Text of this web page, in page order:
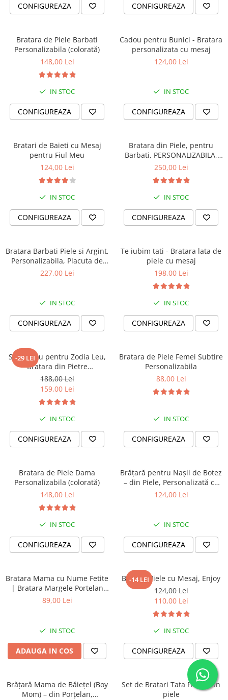
CONFIGUREAZA CONFIGUREAZA
Bratara de Piele Barbati
Personalizabila (colorată)
148,00 Lei
IN STOC
CONFIGUREAZA
Cadou pentru Bunici - Bratara
personalizata cu mesaj
124,00 Lei
IN STOC
CONFIGUREAZA
Bratari de Baieti cu Mesaj
pentru Fiul Meu
124,00 Lei
IN STOC
CONFIGUREAZA
Bratara din Piele, pentru
Barbati, PERSONALIZABILA,
Slide Force (casual)
250,00 Lei
IN STOC
CONFIGUREAZA
Bratara Barbati Piele si Argint,
Personalizabila, Placuta de
Argint 925 Gravata
227,00 Lei
IN STOC
CONFIGUREAZA
Te iubim tati - Bratara lata de
piele cu mesaj
198,00 Lei
IN STOC
CONFIGUREAZA
-29 LEI
Set Cadou pentru Zodia Leu,
Bratara din Pietre
Semipretioase si Lumanare
Parfumata
188,00 Lei
159,00 Lei
IN STOC
CONFIGUREAZA
Bratara de Piele Femei Subtire
Personalizabila
88,00 Lei
IN STOC
CONFIGUREAZA
Bratara de Piele Dama
Personalizabila (colorată)
148,00 Lei
IN STOC
CONFIGUREAZA
Brățară pentru Nașii de Botez
– din Piele, Personalizată cu
Mesaj
124,00 Lei
IN STOC
CONFIGUREAZA
Bratara Mama cu Nume Fetite
| Bratara Margele Portelan
Turcoaz Roz Personalizata |
89,00 Lei
IN STOC
ADAUGA IN COS
-14 LEI
Bratara Piele cu Mesaj, Enjoy
124,00 Lei
110,00 Lei
IN STOC
CONFIGUREAZA
Brățară Mama de Băiețel (Boy
Mom) – din Porțelan,
Set de Bratari Tata Fiica - din
piele